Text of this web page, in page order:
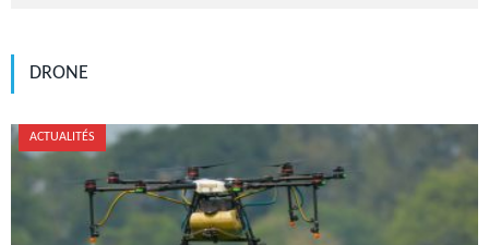
DRONE
ACTUALITÉS